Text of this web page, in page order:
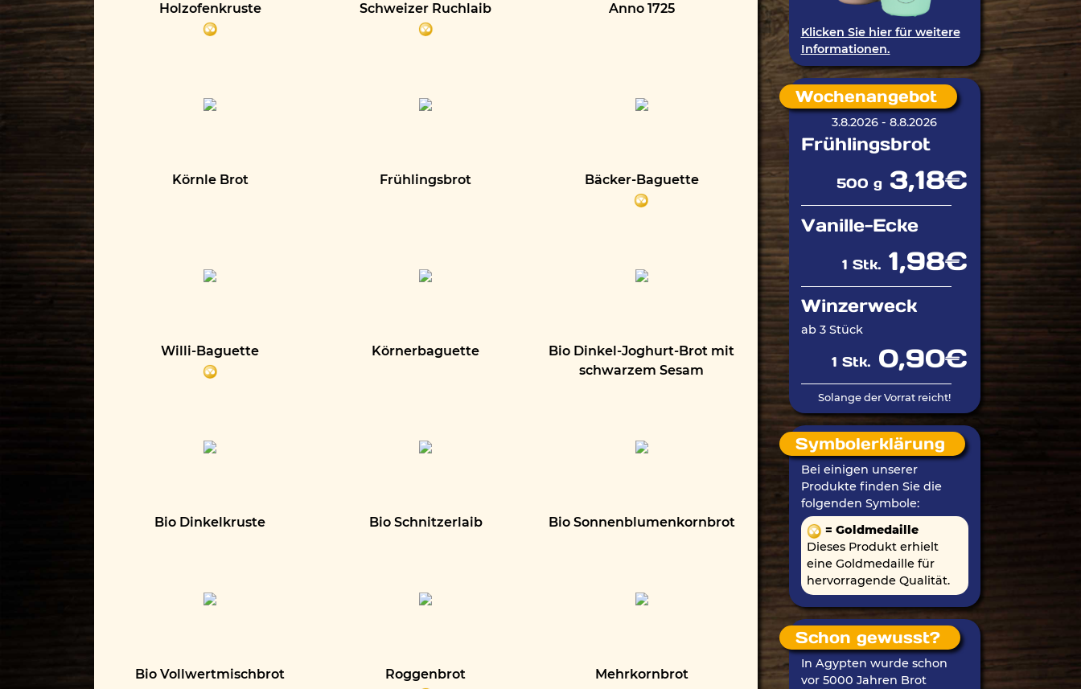
Holzofenkruste Schweizer Ruchlaib Anno 1725
Körnle Brot Frühlingsbrot Bäcker-Baguette
Willi-Baguette Körnerbaguette
Bio Dinkel-Joghurt-Brot mit
schwarzem Sesam
Bio Dinkelkruste Bio Schnitzerlaib Bio Sonnenblumenkornbrot
Bio Vollwertmischbrot Roggenbrot Mehrkornbrot
Klicken Sie hier für weitere
Informationen.
Wochenangebot
3.8.2026 - 8.8.2026
Frühlingsbrot
500 g 3,18€
Vanille-Ecke
1 Stk. 1,98€
Winzerweck
ab 3 Stück
1 Stk. 0,90€
Solange der Vorrat reicht!
Symbolerklärung
Bei einigen unserer
Produkte finden Sie die
folgenden Symbole:
= Goldmedaille
Dieses Produkt erhielt
eine Goldmedaille für
hervorragende Qualität.
Schon gewusst?
In Agypten wurde schon
vor 5000 Jahren Brot